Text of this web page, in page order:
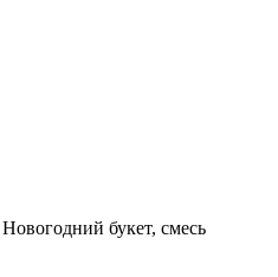
букет, смесь